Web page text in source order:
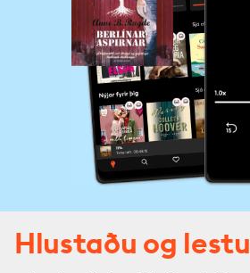
Hlustaðu og lestu